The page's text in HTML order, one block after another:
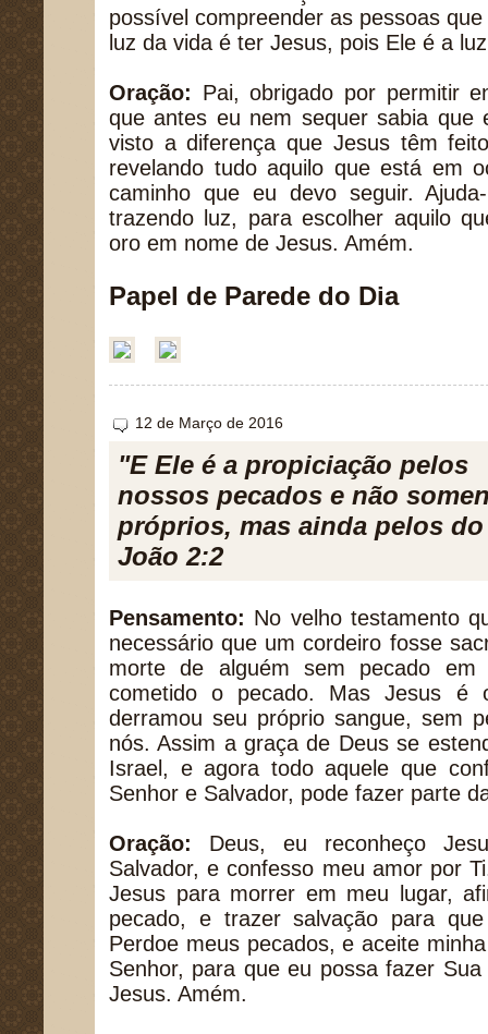
possível compreender as pessoas
luz da vida é ter Jesus, pois Ele é a
Oração: Pai, obrigado por permitir
que antes eu nem sequer sabia que
visto a diferença que Jesus têm
revelando tudo aquilo que está em
caminho que eu devo seguir.
trazendo luz, para escolher aquilo
oro em nome de Jesus. Amém.
Papel de Parede do Dia
12 de Março de 2016
"E Ele é a propiciação pelos
nossos pecados e não
próprios, mas ainda pelos
João 2:2
Pensamento: No velho testamento
necessário que um cordeiro fosse
morte de alguém sem pecado em
cometido o pecado. Mas Jesus é
derramou seu próprio sangue, sem
nós. Assim a graça de Deus se
Israel, e agora todo aquele que
Senhor e Salvador, pode fazer parte
Oração: Deus, eu reconheço
Salvador, e confesso meu amor por
Jesus para morrer em meu lugar,
pecado, e trazer salvação para
Perdoe meus pecados, e aceite
Senhor, para que eu possa fazer
Jesus. Amém.